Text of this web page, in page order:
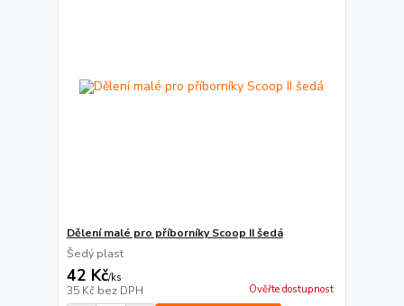
Dělení malé pro příborníky Scoop II šedá
Šedý plast
42 Kč/ks
35 Kč bez DPH Ověřte dostupnost